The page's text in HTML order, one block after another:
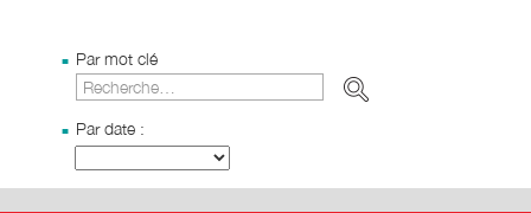
Par mot clé
Par date :